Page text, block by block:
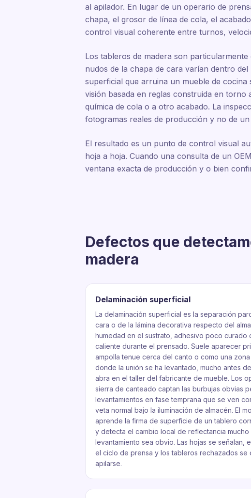
al apilador. En lugar de un operario de
chapa, el grosor de línea de cola, el
control visual coherente entre turnos,
Los tableros de madera son
nudos de la chapa de cara varían dentro
superficial que arruina un mueble de cocina
visión basada en reglas construida en
química de cola o a otro acabado. La
fotogramas reales de producción y no de
El resultado es un punto de control visual
hoja a hoja. Cuando una consulta de un
ventana exacta de producción y o bien
Defectos que
madera
Delaminación superficial
La delaminación superficial es la separación
cara o de la lámina decorativa respecto del
humedad en el sustrato, adhesivo poco curado
caliente durante el prensado. Suele aparecer
ampolla tenue cerca del canto o como una
donde la unión se ha levantado, mucho antes
abra en el taller del fabricante de mueble. Los
sierra de canteado captan las burbujas obvias
levantamientos en fase temprana que se ven
veta normal bajo la iluminación de almacén. El
aprende la firma de superficie de un tablero
y detecta el cambio local de reflectancia
levantamiento sea obvio. Las hojas se señalan,
el ciclo de prensa y los tableros rechazados se
apilarse.